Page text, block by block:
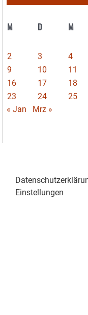
M D M
2
3 4
9
10 11
16
17 18
23
24 25
« Jan
Mrz »
Einstellungen